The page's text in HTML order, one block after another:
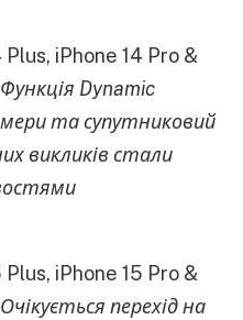
Plus, iPhone 14 Pro &
Функція Dynamic
та супутниковий
викликів стали
Plus, iPhone 15 Pro &
Очікується перехід на